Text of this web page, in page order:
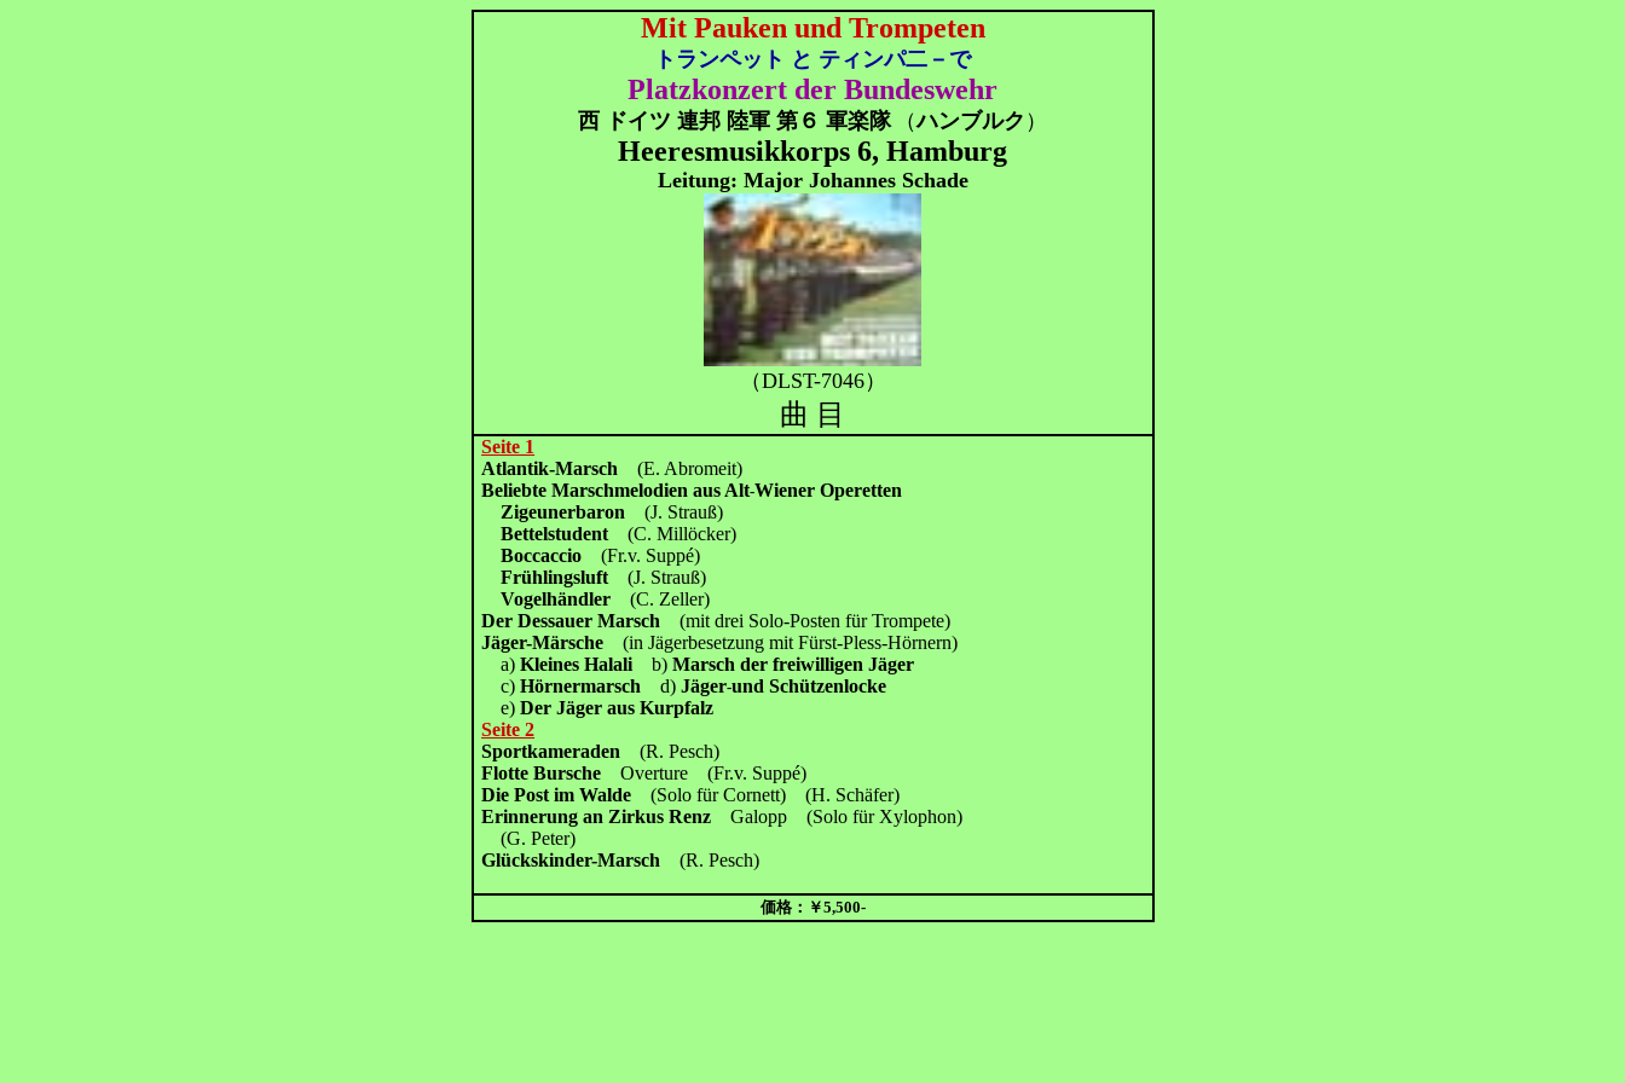
Mit Pauken und Trompeten
トランペット と ティンパ二－で
Platzkonzert der Bundeswehr
西 ドイツ 連邦 陸軍 第６ 軍楽隊 （ハンブルク ）
Heeresmusikkorps 6, Hamburg
Leitung: Major Johannes Schade
（DLST-7046）
曲 目
Seite 1
Atlantik-Marsch(E. Abromeit)
Beliebte Marschmelodien aus Alt-Wiener Operetten
Zigeunerbaron(J. Strauß)
Bettelstudent(C. Millöcker)
Boccaccio(Fr.v. Suppé)
Frühlingsluft(J. Strauß)
Vogelhändler(C. Zeller)
Der Dessauer Marsch(mit drei Solo-Posten für Trompete)
Jäger-Märsche(in Jägerbesetzung mit Fürst-Pless-Hörnern)
a)Kleines Halali b)Marsch der freiwilligen Jäger
c)Hörnermarsch d)Jäger-und Schützenlocke
e)Der Jäger aus Kurpfalz
Seite 2
Sportkameraden(R. Pesch)
Flotte BurscheOverture (Fr.v. Suppé)
Die Post im Walde(Solo für Cornett) (H. Schäfer)
Erinnerung an Zirkus Renz Galopp (Solo für Xylophon)
(G. Peter)
Glückskinder-Marsch(R. Pesch)
価格：￥5,500-